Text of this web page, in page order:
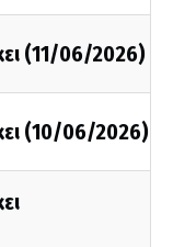
(11/06/2026)
(10/06/2026)